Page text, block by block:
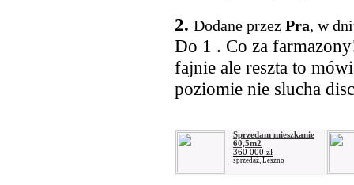
2. Dodane przez Pra, w
Do 1 . Co za
fajnie ale reszta to
poziomie nie slucha
Sprzedam mieszkanie
60,5m2
360 000 zł
sprzedaż, Leszno